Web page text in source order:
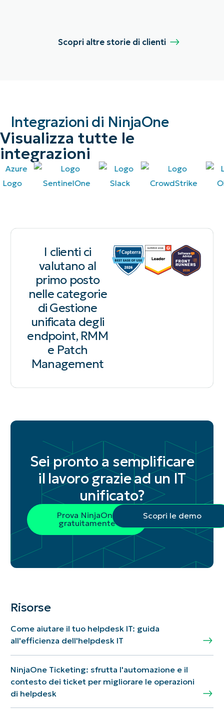
Scopri altre storie di clienti
Integrazioni di NinjaOne
Visualizza tutte le
integrazioni
I clienti ci
valutano al
primo posto
nelle categorie
di Gestione
unificata degli
endpoint, RMM
e Patch
Management
Sei pronto a semplificare
il lavoro grazie ad un IT
unificato?
Prova NinjaOne
gratuitamente
Scopri le demo
Risorse
Come aiutare il tuo helpdesk IT: guida
all'efficienza dell'helpdesk IT
NinjaOne Ticketing: sfrutta l'automazione e il
contesto dei ticket per migliorare le operazioni
di helpdesk